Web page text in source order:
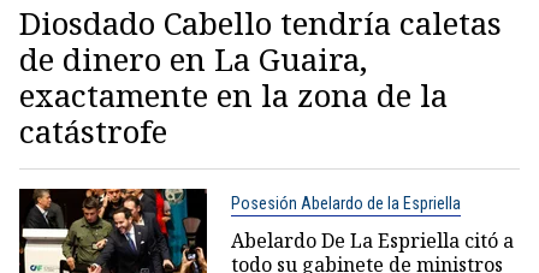
Diosdado Cabello tendría caletas
de dinero en La Guaira,
exactamente en la zona de la
catástrofe
Posesión Abelardo de la Espriella
Abelardo De La Espriella citó a
todo su gabinete de ministros